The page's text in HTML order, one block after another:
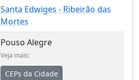
Santa Edwiges - Ribeirão das
Mortes
Pouso Alegre
Veja mais:
CEPs da Cidade